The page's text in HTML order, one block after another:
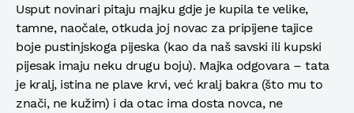
Usput novinari pitaju majku gdje je kupila te velike,
tamne, naočale, otkuda joj novac za pripijene tajice
boje pustinjskoga pijeska (kao da naš savski ili kupski
pijesak imaju neku drugu boju). Majka odgovara – tata
je kralj, istina ne plave krvi, već kralj bakra (što mu to
znači, ne kužim) i da otac ima dosta novca, ne